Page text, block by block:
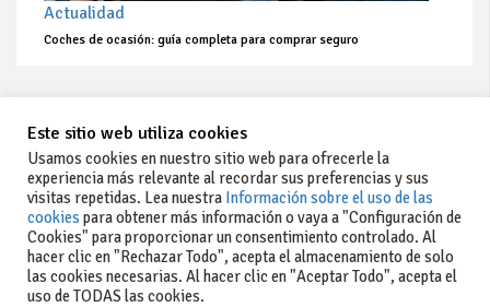
Actualidad
Coches de ocasión: guía completa para comprar seguro
Este sitio web utiliza cookies
Usamos cookies en nuestro sitio web para ofrecerle la
experiencia más relevante al recordar sus preferencias y sus
visitas repetidas. Lea nuestra Información sobre el uso de las
cookies para obtener más información o vaya a "Configuración de
Cookies" para proporcionar un consentimiento controlado. Al
hacer clic en "Rechazar Todo", acepta el almacenamiento de solo
las cookies necesarias. Al hacer clic en "Aceptar Todo", acepta el
uso de TODAS las cookies.